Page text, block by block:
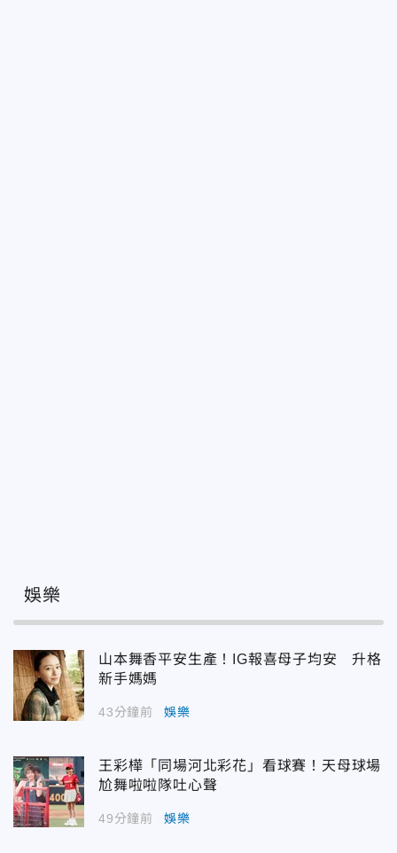
娛樂
山本舞香平安生產！IG報喜母子均安 升格
新手媽媽
43分鐘前 娛樂
王彩樺「同場河北彩花」看球賽！天母球場
尬舞啦啦隊吐心聲
49分鐘前 娛樂